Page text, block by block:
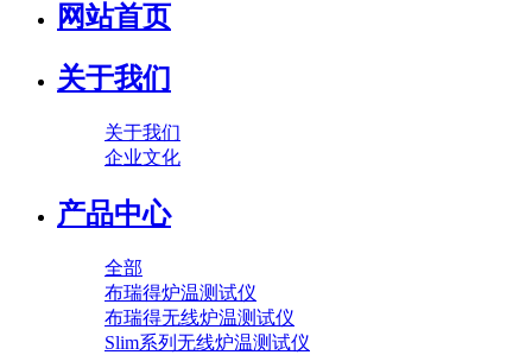
网站首页
关于我们
关于我们
企业文化
产品中心
全部
布瑞得炉温测试仪
布瑞得无线炉温测试仪
Slim系列无线炉温测试仪